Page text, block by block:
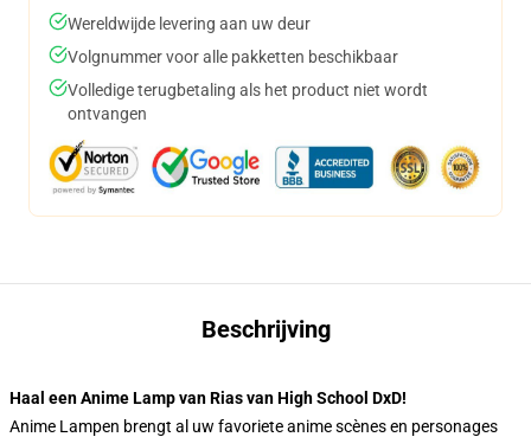
Wereldwijde levering aan uw deur
Volgnummer voor alle pakketten beschikbaar
Volledige terugbetaling als het product niet wordt
ontvangen
Beschrijving
Haal een Anime Lamp van Rias van High School DxD!
Anime Lampen brengt al uw favoriete anime scènes en personages